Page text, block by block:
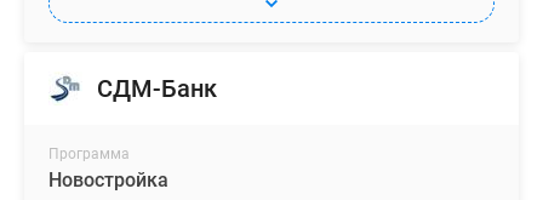
СДМ-Банк
Программа
Новостройка